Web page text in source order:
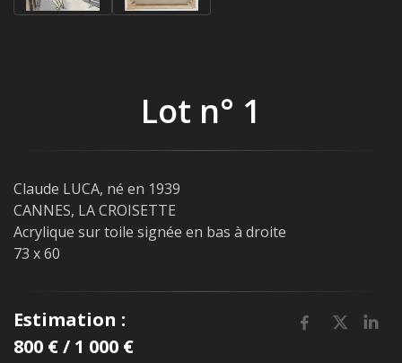
Lot n° 1
Claude LUCA, né en 1939
CANNES, LA CROISETTE
Acrylique sur toile signée en bas à droite
73 x 60
Estimation :
800 € / 1 000 €